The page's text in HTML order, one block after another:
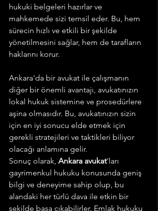
hukuki belgeleri hazırlar ve
mahkemede sizi temsil eder. Bu, hem
sürecin hızlı ve etkili bir şekilde
yönetilmesini sağlar, hem de tarafların
haklarını korur.
Ankara'da bir avukat ile çalışmanın
diğer bir önemli avantajı, avukatınızın
lokal hukuk sistemine ve prosedürlere
aşina olmasıdır. Bu, avukatınızın sizin
için en iyi sonucu elde etmek için
gerekli stratejileri ve taktikleri biliyor
olacağı anlamına gelir.
Sonuç olarak, Ankara avukat'ları
gayrimenkul hukuku konusunda geniş
bilgi ve deneyime sahip olup, bu
alandaki her türlü dava ile etkin bir
şekilde başa çıkabilirler. Emlak hukuku